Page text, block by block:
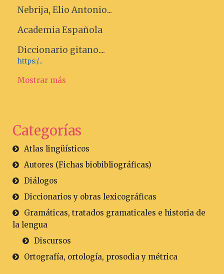
Nebrija, Elio Antonio...
Academia Española
Diccionario gitano....
https:/...
Mostrar más
Categorías
Atlas lingüísticos
Autores (Fichas biobibliográficas)
Diálogos
Diccionarios y obras lexicográficas
Gramáticas, tratados gramaticales e historia de
la lengua
Discursos
Ortografía, ortología, prosodia y métrica